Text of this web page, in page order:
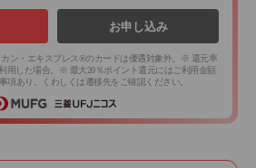
お申し込み
ン・エキスプレス®のカードは優遇対象外。※ 還元率
用した場合。※ 最大20％ポイント還元にはご利用金額
項あり。くわしくは遷移先をご確認ください。